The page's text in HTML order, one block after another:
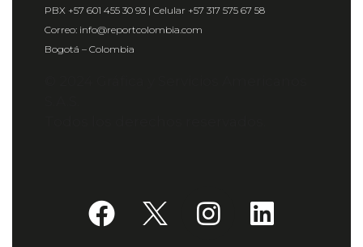
PBX +57 601 455 30 93 | Celular +57 317 575 67 58
Correo: info@reportcolombia.com
Bogotá – Colombia